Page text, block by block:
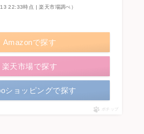
22:33時点 | 楽天市場調べ）
Amazonで探す
楽天市場で探す
ショッピングで探す
ポチップ